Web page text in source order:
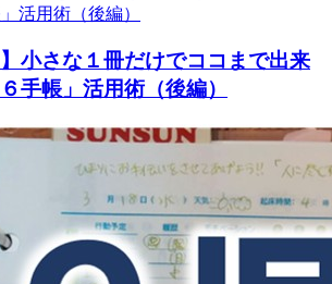
】小さな１冊だけでココまで出来
手帳」活用術（後編）